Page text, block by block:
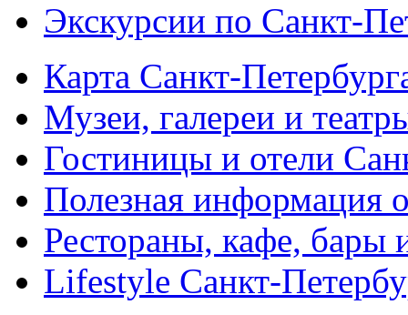
Экскурсии по Санкт-
Карта Санкт-
Музеи, галереи и
Гостиницы и отели
Полезная информация
Рестораны, кафе, бары
Lifestyle Санкт-